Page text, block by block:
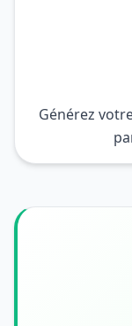
Générez